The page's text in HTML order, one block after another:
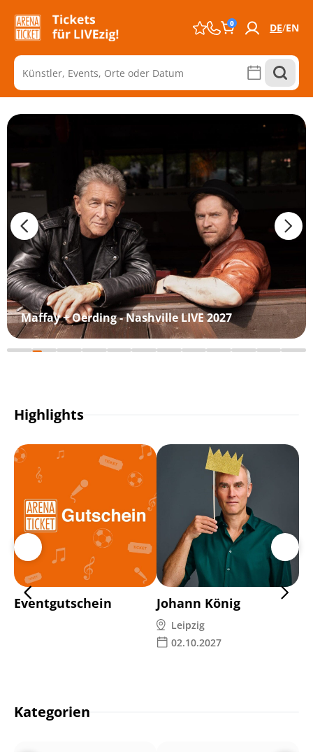
0 DE EN
Maffay + Oerding - Nashville LIVE 2027
Highlights
Eventgutschein Johann König
Leipzig
02.10.2027
Kategorien